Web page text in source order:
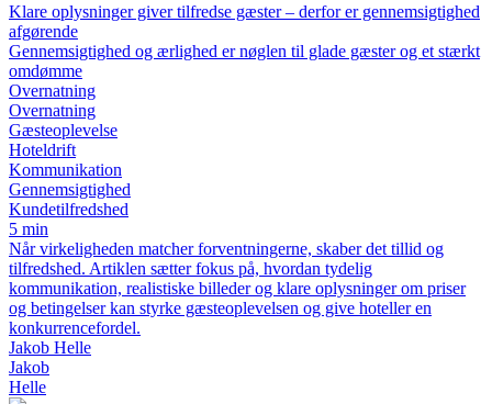
Klare oplysninger giver tilfredse gæster – derfor er gennemsigtighed
afgørende
Gennemsigtighed og ærlighed er nøglen til glade gæster og et stærkt
omdømme
Overnatning
Overnatning
Gæsteoplevelse
Hoteldrift
Kommunikation
Gennemsigtighed
Kundetilfredshed
5 min
Når virkeligheden matcher forventningerne, skaber det tillid og
tilfredshed. Artiklen sætter fokus på, hvordan tydelig
kommunikation, realistiske billeder og klare oplysninger om priser
og betingelser kan styrke gæsteoplevelsen og give hoteller en
konkurrencefordel.
Jakob Helle
Jakob
Helle